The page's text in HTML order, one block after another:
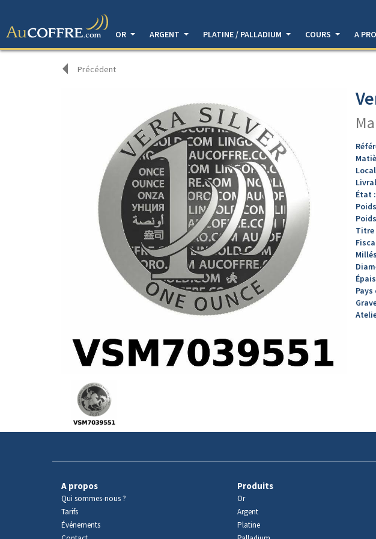
OR
ARGENT PLATINE / PALLADIUM COURS A
Précédent
produit
État :
Titre
A propos
Qui sommes-nous ?
Tarifs
Événements
Produits
Or
Argent
Platine